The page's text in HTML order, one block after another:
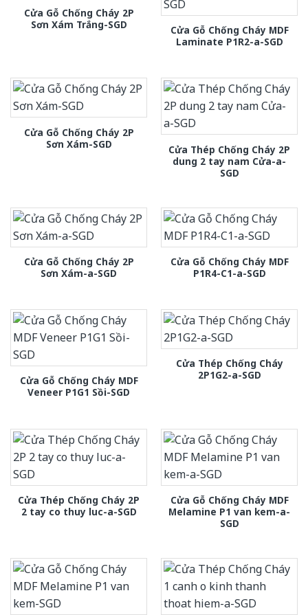
Cửa Gỗ Chống Cháy 2P
Sơn Xám Trắng-SGD
Cửa Gỗ Chống Cháy MDF
Laminate P1R2-a-SGD
Cửa Gỗ Chống Cháy 2P
Sơn Xám-SGD
Cửa Thép Chống Cháy 2P
dung 2 tay nam Cửa-a-
SGD
Cửa Gỗ Chống Cháy 2P
Sơn Xám-a-SGD
Cửa Gỗ Chống Cháy MDF
P1R4-C1-a-SGD
Cửa Gỗ Chống Cháy MDF
Veneer P1G1 Sồi-SGD
Cửa Thép Chống Cháy
2P1G2-a-SGD
Cửa Thép Chống Cháy 2P
2 tay co thuy luc-a-SGD
Cửa Gỗ Chống Cháy MDF
Melamine P1 van kem-a-
SGD